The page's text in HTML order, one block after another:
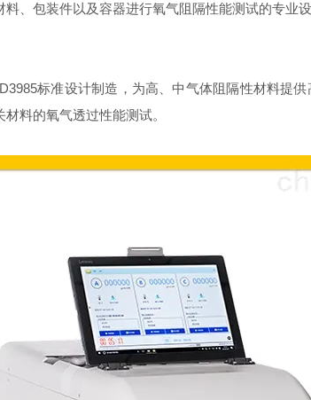
料、包装件以及容器进行氧气阻隔性能测试的专业
标准设计制造，为高、中气体阻隔性材料提
料的氧气透过性能测试。